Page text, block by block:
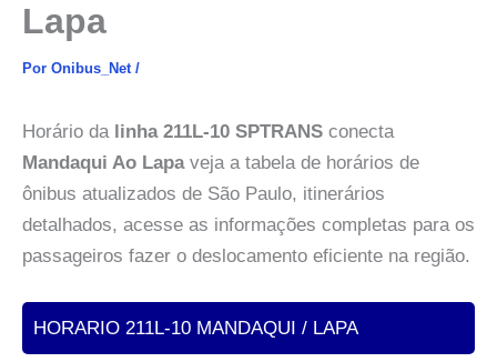
Lapa
Por Onibus_Net /
Horário da linha 211L-10 SPTRANS conecta
Mandaqui Ao Lapaveja a tabela de horários de
ônibus atualizados de São Paulo, itinerários
detalhados, acesse as informações completas para os
passageiros fazer o deslocamento eficiente na região.
HORARIO 211L-10 MANDAQUI / LAPA